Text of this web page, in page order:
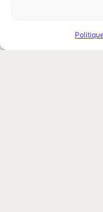
Le coût d’une
d’infestation,